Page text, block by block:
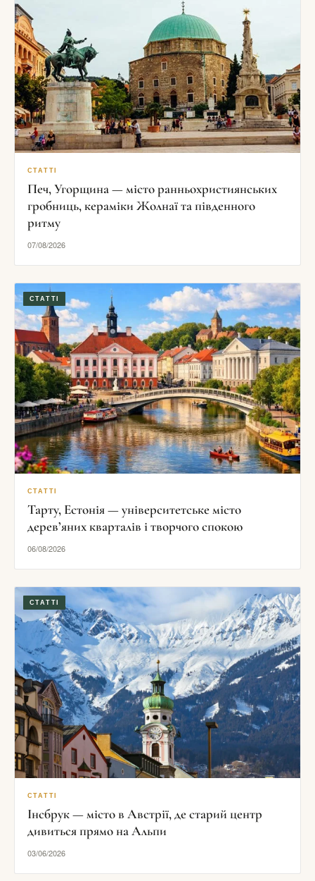
СТАТТІ
Печ, Угорщина — місто ранньохристиянських
гробниць, кераміки Жолнаї та південного
ритму
07/08/2026
СТАТТІ
СТАТТІ
Тарту, Естонія — університетське місто
дерев’яних кварталів і творчого спокою
06/08/2026
СТАТТІ
СТАТТІ
Інсбрук — місто в Австрії, де старий центр
дивиться прямо на Альпи
03/06/2026